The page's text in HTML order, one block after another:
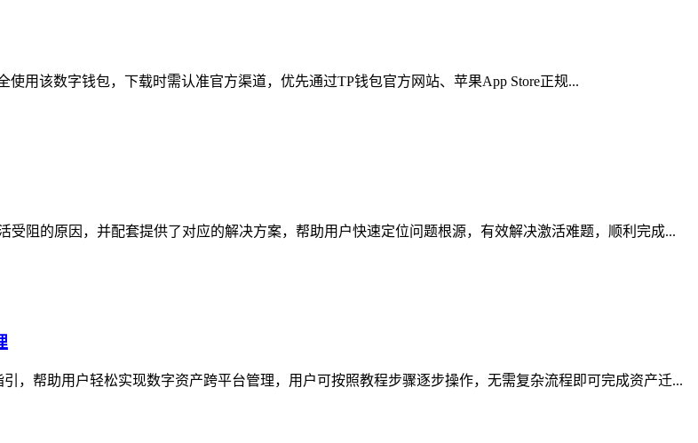
用该数字钱包，下载时需认准官方渠道，优先通过TP钱包官方网站、苹果App Store正规...
阻的原因，并配套提供了对应的解决方案，帮助用户快速定位问题根源，有效解决激活难题，顺利完成...
，帮助用户轻松实现数字资产跨平台管理，用户可按照教程步骤逐步操作，无需复杂流程即可完成资产迁...